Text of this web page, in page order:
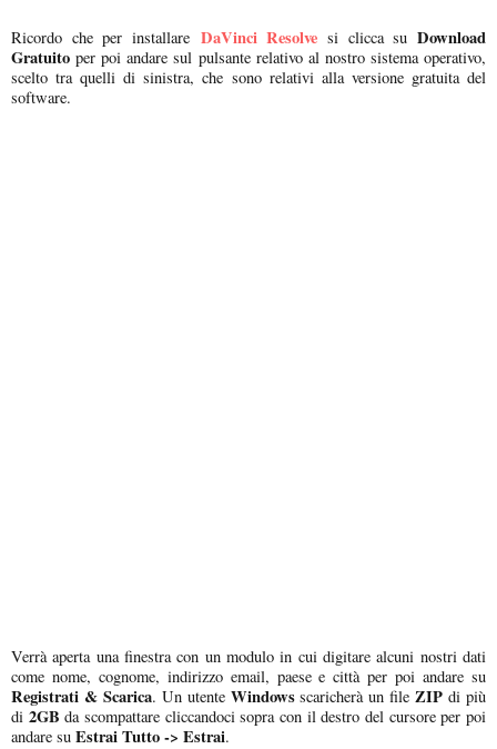
Ricordo che per installare DaVinci Resolve si clicca suDownload
Gratuito per poi andare sul pulsante relativo al nostro sistema operativo,
scelto tra quelli di sinistra, che sono relativi alla versione gratuita del
software.
Verrà aperta una finestra con un modulo in cui digitare alcuni nostri dati
come nome, cognome, indirizzo email, paese e città per poi andare su
Registrati & Scarica. Un utente Windowsscaricherà un file ZIP di più
di 2GB da scompattare cliccandoci sopra con il destro del cursore per poi
andare su Estrai Tutto -> Estrai.